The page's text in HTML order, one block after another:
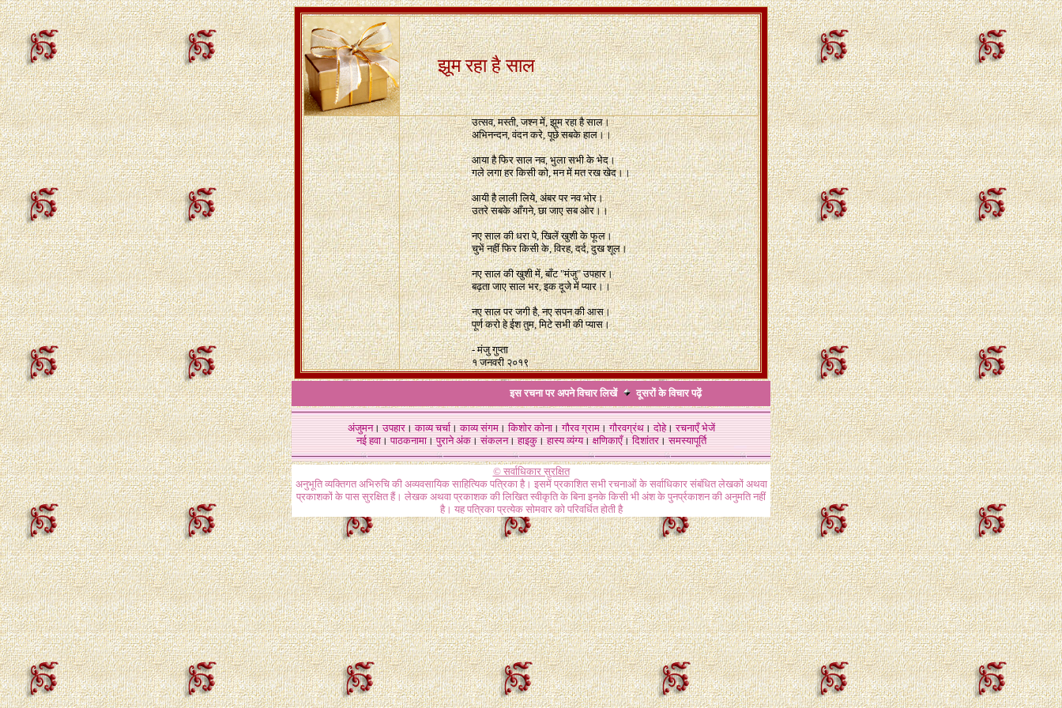
झूम रहा है साल
उत्सव, मस्ती, जश्न में, झूम रहा है साल।
अभिनन्दन, वंदन करे, पूछे सबके हाल।।
आया है फिर साल नव, भुला सभी के भेद।
गले लगा हर किसी को, मन में मत रख खेद।।
आयी है लाली लिये, अंबर पर नव भोर।
उतरे सबके आँगने, छा जाए सब ओर।।
नए साल की धरा पे, खिलें खुशी के फूल।
चुभें नहीं फिर किसी के, विरह, दर्द, दुख शूल।
नए साल की खुशी में, बाँट "मंजु" उपहार।
बढ़ता जाए साल भर, इक दूजे में प्यार।।
नए साल पर जगी है, नए सपन की आस।
पूर्ण करो हे ईश तुम, मिटे सभी की प्यास।
- मंजु गुप्ता
१ जनवरी २०१९
इस रचना पर अपने विचार लिखें दूसरों के विचारपढ़ें
अंजुमन।उपहार।काव्य चर्चा।काव्य संगम।किशोर कोना।गौरव ग्राम।गौरवग्रंथ।दोहे।रचनाएँ भेजें
नई हवा। पाठकनामा। पुराने अंक। संकलन। हाइकु। हास्य व्यंग्य। क्षणिकाएँ। दिशांतर। समस्यापूर्ति
© सर्वाधिकार सुरक्षित
अनुभूति व्यक्तिगत अभिरुचि की अव्यवसायिक साहित्यिक पत्रिका है। इसमें प्रकाशित सभी रचनाओं के सर्वाधिकार संबंधित लेखकों अथवा
प्रकाशकों के पास सुरक्षित हैं। लेखक अथवा प्रकाशक की लिखित स्वीकृति के बिना इनके किसी भी अंश के पुनर्प्रकाशन की अनुमति नहीं
है। यह पत्रिका प्रत्येक सोमवार को परिवर्धित होती है